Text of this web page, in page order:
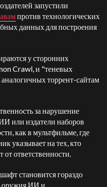
запустили
против технологических
данных для построения
у сторонних
Crawl, и "теневых
торрент-сайтам
за нарушение
или издатели наборов
как в мультфильме, где
указывает на тех, кто
от ответственности.
становится гораздо
оружия ИИ и